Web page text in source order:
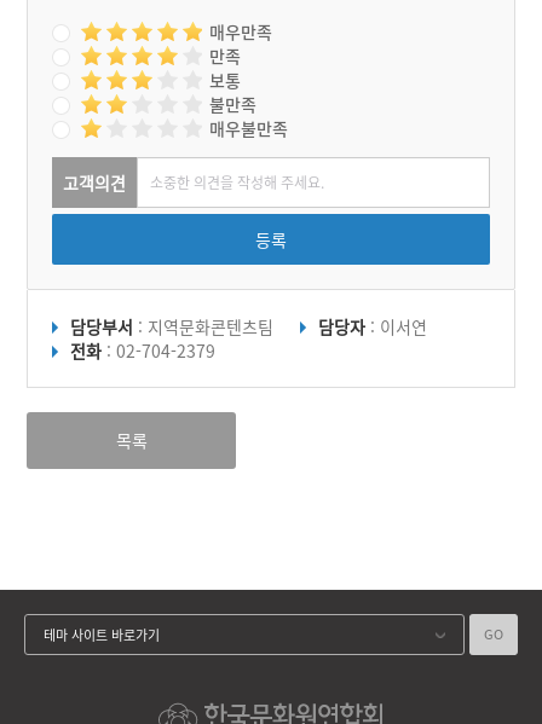
매우만족
만족
보통
불만족
매우불만족
고객의견
등록
담당부서 : 지역문화콘텐츠팀 담당자 : 이서연
전화 : 02-704-2379
목록
테마 사이트 바로가기 GO